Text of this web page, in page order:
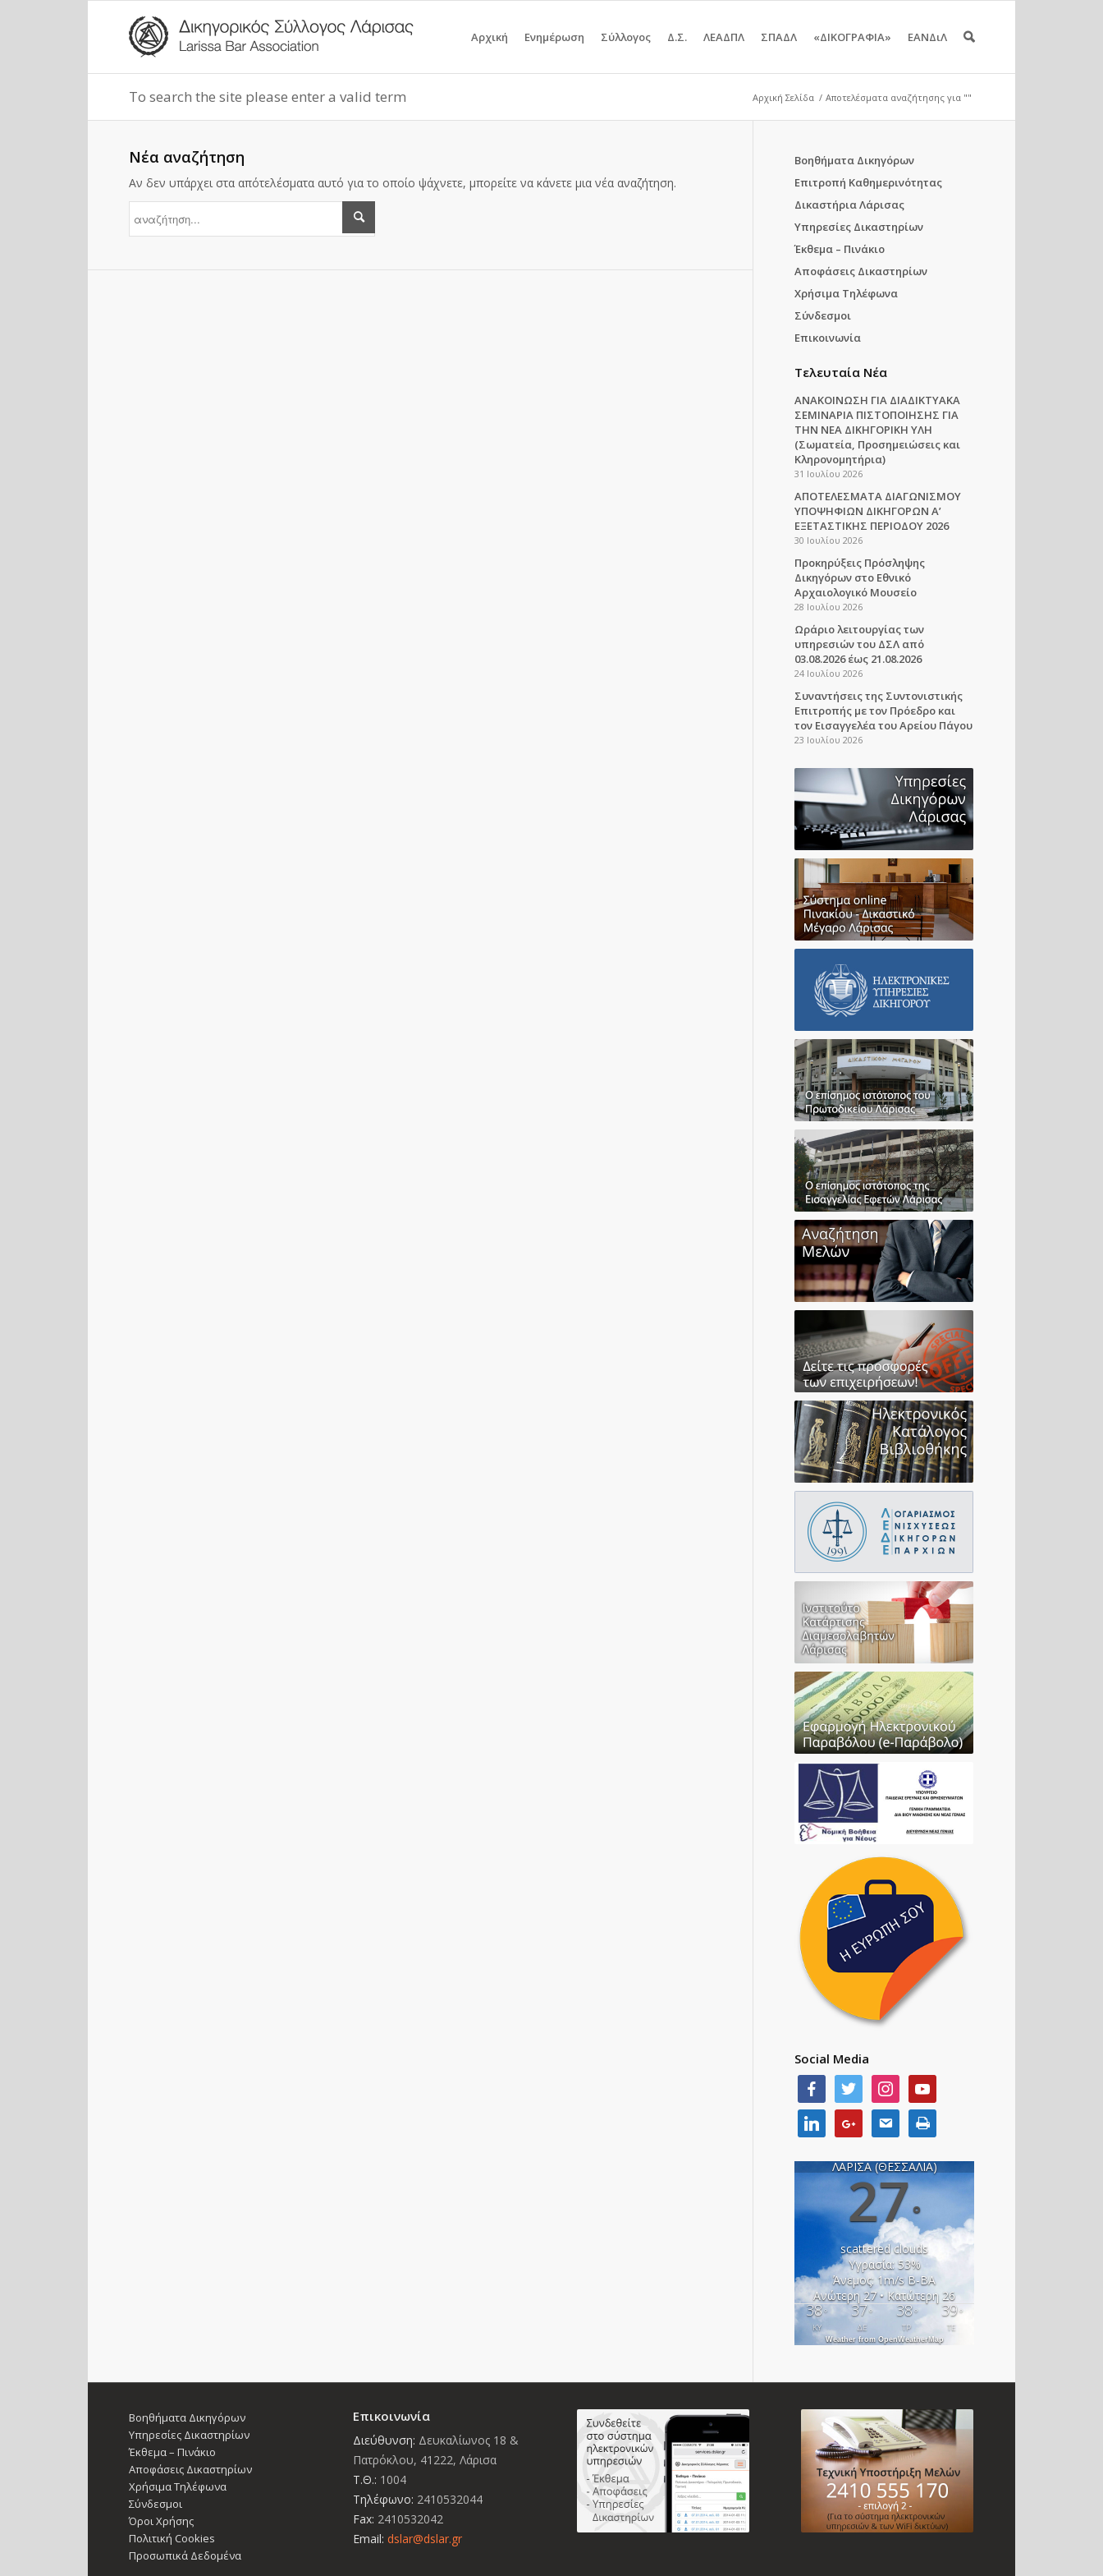
Αρχική Ενημέρωση Σύλλογος Δ.Σ. ΛΕΑΔΠΛ ΣΠΑΔΛ «ΔΙΚΟΓΡΑΦΙΑ» ΕΑΝΔιΛ
To search the site please enter a valid term Αρχική Σελίδα / Αποτελέσματα αναζήτησης για ""
Νέα αναζήτηση
Αν δεν υπάρχει στα απότελέσματα αυτό για το οποίο ψάχνετε, μπορείτε να κάνετε μια νέα αναζήτηση.
Βοηθήματα Δικηγόρων
Επιτροπή Καθημερινότητας
Δικαστήρια Λάρισας
Υπηρεσίες Δικαστηρίων
Έκθεμα – Πινάκιο
Αποφάσεις Δικαστηρίων
Χρήσιμα Τηλέφωνα
Σύνδεσμοι
Επικοινωνία
Τελευταία Νέα
ΑΝΑΚΟΙΝΩΣΗ ΓΙΑ ΔΙΑΔΙΚΤΥΑΚΑ
ΣΕΜΙΝΑΡΙΑ ΠΙΣΤΟΠΟΙΗΣΗΣ ΓΙΑ
ΤΗΝ ΝΕΑ ΔΙΚΗΓΟΡΙΚΗ ΥΛΗ
(Σωματεία, Προσημειώσεις και
Κληρονομητήρια)
31 Ιουλίου 2026
ΑΠΟΤΕΛΕΣΜΑΤΑ ΔΙΑΓΩΝΙΣΜΟΥ
ΥΠΟΨΗΦΙΩΝ ΔΙΚΗΓΟΡΩΝ Α’
ΕΞΕΤΑΣΤΙΚΗΣ ΠΕΡΙΟΔΟΥ 2026
30 Ιουλίου 2026
Προκηρύξεις Πρόσληψης
Δικηγόρων στο Εθνικό
Αρχαιολογικό Μουσείο
28 Ιουλίου 2026
Ωράριο λειτουργίας των
υπηρεσιών του ΔΣΛ από
03.08.2026 έως 21.08.2026
24 Ιουλίου 2026
Συναντήσεις της Συντονιστικής
Επιτροπής με τον Πρόεδρο και
τον Εισαγγελέα του Αρείου Πάγου
23 Ιουλίου 2026
Social Media
ΛΑΡΙΣΑ (ΘΕΣΣΑΛΙΑ)
27°
scattered clouds
Υγρασία: 53%
Άνεμος: 1m/s Β-ΒΑ
Ανώτερη 27 • Κατώτερη 26
38°
ΚΥ
37°
ΔΕ
38°
ΤΡ
39°
ΤΕ
Weather from OpenWeatherMap
Βοηθήματα Δικηγόρων
Υπηρεσίες Δικαστηρίων
Έκθεμα – Πινάκιο
Αποφάσεις Δικαστηρίων
Χρήσιμα Τηλέφωνα
Σύνδεσμοι
Όροι Χρήσης
Πολιτική Cookies
Προσωπικά Δεδομένα
Επικοινωνία
Διεύθυνση: Δευκαλίωνος 18 &
Πατρόκλου, 41222, Λάρισα
Τ.Θ.: 1004
Τηλέφωνο: 2410532044
Fax: 2410532042
Email: dslar@dslar.gr